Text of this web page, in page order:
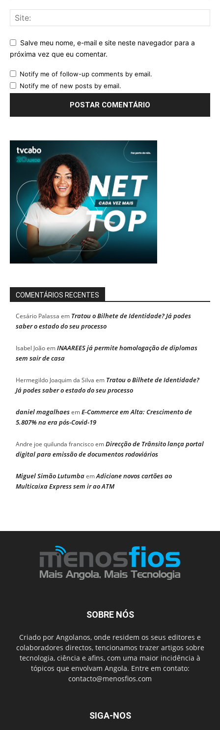
Salve meu nome, e-mail e site neste navegador para a
próxima vez que eu comentar.
Notify me of follow-up comments by email.
Notify me of new posts by email.
COMENTÁRIOS RECENTES
Cesário Palassa em Tratou o Bilhete de Identidade? Já podes
saber o estado do seu processo
Isabel JoãoemINAAREES já permite homologação de diplomas
sem sair de casa
Hermegildo Joaquim da Silva em Tratou o Bilhete de Identidade?
Já podes saber o estado do seu processo
daniel magalhaesemE-Commerce em Alta: Crescimento de
5.807% na era pós-Covid-19
Andre joe quilunda franciscoemDirecção de Trânsito lança portal
digital para emissão de documentos rodoviários
Miguel Simão LutumbaemAdicione novos cartões ao
Multicaixa Express sem ir ao ATM
SOBRE NÓS
Criado por Angolanos, onde residem os seus editores e
colaboradores directos, tencionamos trazer artigos sobre
tecnologia, ciência e afins, com uma maior incidência à
tópicos que envolvam Angola. Entre em contato:
contacto@menosfios.com
SIGA-NOS